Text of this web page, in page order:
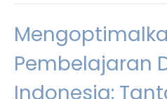
Pembelajaran
Indonesia: